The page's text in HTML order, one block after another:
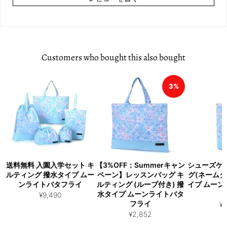
Customers who bought this also bought
送料無料 入園入学セット キ
ルティング 撥水タイプ ムー
ンライトバタフライ
¥9,490
3%
【3%OFF：Summerキャン
ペーン】レッスンバッグ キ
ルティング (ループ付き) 撥
水タイプ ムーンライトバタ
フライ
¥2,852
シューズケ
グ(ネーム
イプ ムー